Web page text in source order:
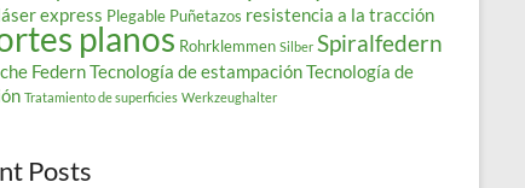
express Plegable Puñetazos resistencia a la tracción
planos Rohrklemmen Silber Spiralfedern
FedernTecnología de estampaciónTecnología de
Tratamiento de superficies Werkzeughalter
Posts